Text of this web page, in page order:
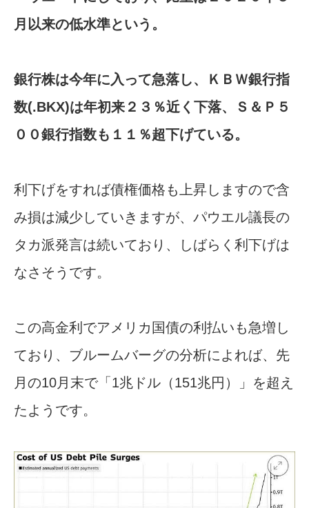
月以来の低水準という。
銀行株は今年に入って急落し、ＫＢＷ銀行指
数(.BKX)は年初来２３％近く下落、Ｓ＆Ｐ５
００銀行指数も１１％超下げている。
利下げをすれば債権価格も上昇しますので含
み損は減少していきますが、パウエル議長の
タカ派発言は続いており、しばらく利下げは
なさそうです。
この高金利でアメリカ国債の利払いも急増し
ており、ブルームバーグの分析によれば、先
月の10月末で「1兆ドル（151兆円）」を超え
たようです。